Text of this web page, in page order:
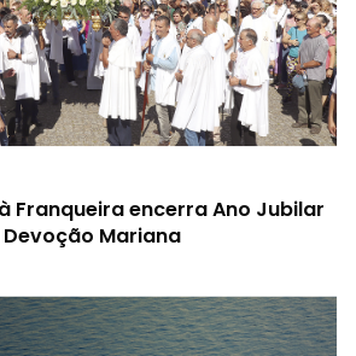
Franqueira encerra Ano Jubilar
Mariana